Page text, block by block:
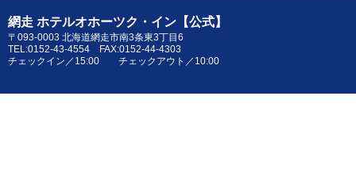
網走 ホテルオホーツク・イン【公式】
〒093-0003 北海道網走市南3条東3丁目6
TEL:0152-43-4554 FAX:0152-44-4303
チェックイン／15:00 チェックアウト／10:00